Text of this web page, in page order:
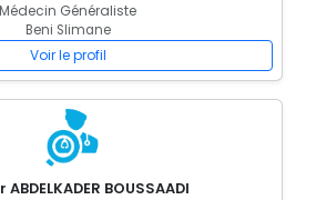
Médecin Généraliste
Beni Slimane
Voir le profil
BOUSSAADI